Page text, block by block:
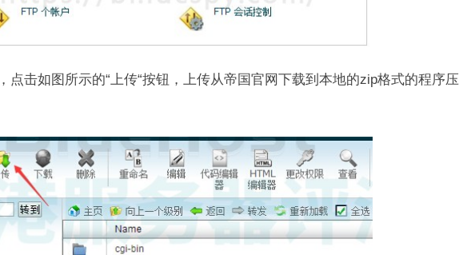
点击如图所示的“上传“按钮，上传从帝国官网下载到本地的zip格式的程序压